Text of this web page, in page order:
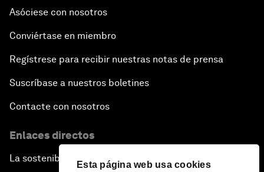
Esta página web usa cookies
Asóciese con nosotros
Conviértase en miembro
Regístrese para recibir nuestras notas de prensa
Suscríbase a nuestros boletines
Contacte con nosotros
Enlaces directos
La sostenibilidad en el Foro